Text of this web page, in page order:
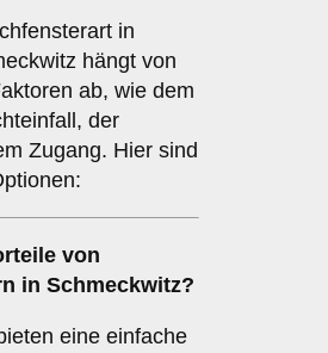
in
hängt von
ab, wie dem
der
Zugang. Hier sind
von
in Schmeckwitz?
eine einfache